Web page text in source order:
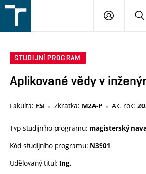
v
STUDIJNÍ PROGRAM
Aplikované vědy v
Fakulta: FSI Zkratka: M2A-P Ak. rok:
Typ studijního programu: magisterský
Kód studijního programu: N3901
Udělovaný titul: Ing.